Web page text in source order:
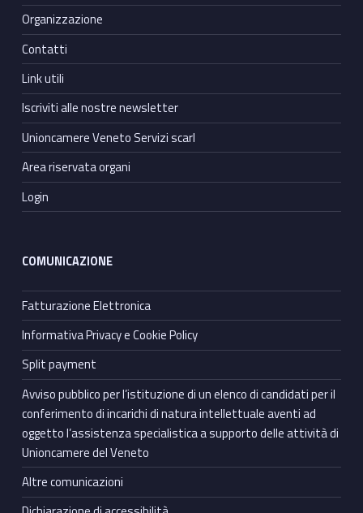
Organizzazione
Contatti
Link utili
Iscriviti alle nostre newsletter
Unioncamere Veneto Servizi scarl
Area riservata organi
Login
COMUNICAZIONE
Fatturazione Elettronica
Informativa Privacy e Cookie Policy
Split payment
Avviso pubblico per l’istituzione di un elenco di candidati per il
conferimento di incarichi di natura intellettuale aventi ad
oggetto l’assistenza specialistica a supporto delle attività di
Unioncamere del Veneto
Altre comunicazioni